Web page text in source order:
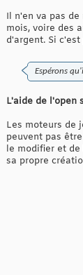
Il n'en va pas
mois, voire des
d'argent. Si
Espérons
L'aide de l'open
Les moteurs de
peuvent pas
le modifier et
sa propre